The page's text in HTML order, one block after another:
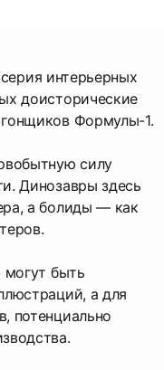
интерьерных
доисторические
Формулы-1.
силу
Динозавры здесь
а болиды — как
могут быть
а для
потенциально